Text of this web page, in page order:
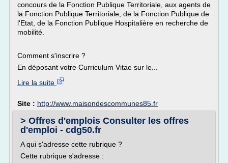
concours de la Fonction Publique Territoriale, aux agents de
la Fonction Publique Territoriale, de la Fonction Publique de
l'Etat, de la Fonction Publique Hospitalière en recherche de
mobilité.
Comment s'inscrire ?
En déposant votre Curriculum Vitae sur le...
Lire la suite
Site : http://www.maisondescommunes85.fr
> Offres d'emplois Consulter les offres
d'emploi - cdg50.fr
A qui s'adresse cette rubrique ?
Cette rubrique s'adresse :